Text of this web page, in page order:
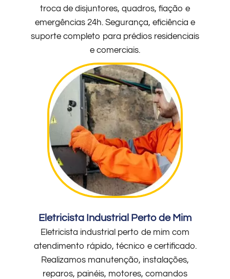
troca de disjuntores, quadros, fiação e
emergências 24h. Segurança, eficiência e
suporte completo para prédios residenciais
e comerciais.
Eletricista Industrial Perto de Mim
Eletricista industrial perto de mim com
atendimento rápido, técnico e certificado.
Realizamos manutenção, instalações,
reparos, painéis, motores, comandos